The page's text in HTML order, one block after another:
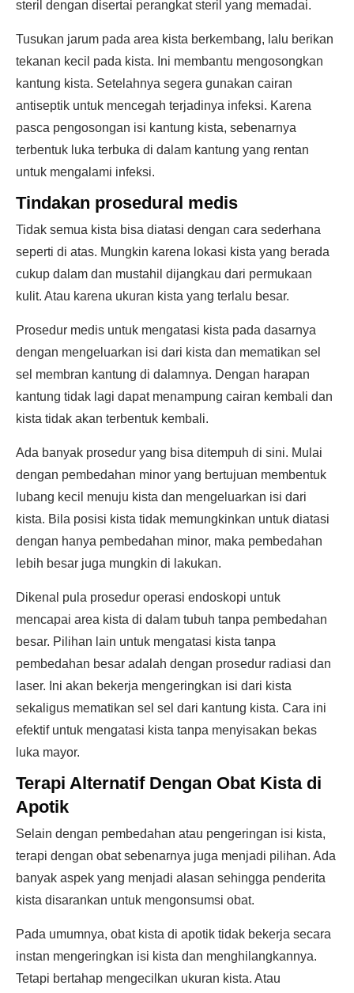
steril dengan disertai perangkat steril yang memadai.
Tusukan jarum pada area kista berkembang, lalu berikan
tekanan kecil pada kista. Ini membantu mengosongkan
kantung kista. Setelahnya segera gunakan cairan
antiseptik untuk mencegah terjadinya infeksi. Karena
pasca pengosongan isi kantung kista, sebenarnya
terbentuk luka terbuka di dalam kantung yang rentan
untuk mengalami infeksi.
Tindakan prosedural medis
Tidak semua kista bisa diatasi dengan cara sederhana
seperti di atas. Mungkin karena lokasi kista yang berada
cukup dalam dan mustahil dijangkau dari permukaan
kulit. Atau karena ukuran kista yang terlalu besar.
Prosedur medis untuk mengatasi kista pada dasarnya
dengan mengeluarkan isi dari kista dan mematikan sel
sel membran kantung di dalamnya. Dengan harapan
kantung tidak lagi dapat menampung cairan kembali dan
kista tidak akan terbentuk kembali.
Ada banyak prosedur yang bisa ditempuh di sini. Mulai
dengan pembedahan minor yang bertujuan membentuk
lubang kecil menuju kista dan mengeluarkan isi dari
kista. Bila posisi kista tidak memungkinkan untuk diatasi
dengan hanya pembedahan minor, maka pembedahan
lebih besar juga mungkin di lakukan.
Dikenal pula prosedur operasi endoskopi untuk
mencapai area kista di dalam tubuh tanpa pembedahan
besar. Pilihan lain untuk mengatasi kista tanpa
pembedahan besar adalah dengan prosedur radiasi dan
laser. Ini akan bekerja mengeringkan isi dari kista
sekaligus mematikan sel sel dari kantung kista. Cara ini
efektif untuk mengatasi kista tanpa menyisakan bekas
luka mayor.
Terapi Alternatif Dengan Obat Kista di
Apotik
Selain dengan pembedahan atau pengeringan isi kista,
terapi dengan obat sebenarnya juga menjadi pilihan. Ada
banyak aspek yang menjadi alasan sehingga penderita
kista disarankan untuk mengonsumsi obat.
Pada umumnya, obat kista di apotik tidak bekerja secara
instan mengeringkan isi kista dan menghilangkannya.
Tetapi bertahap mengecilkan ukuran kista. Atau